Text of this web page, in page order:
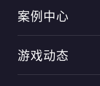
案例中心
游戏动态